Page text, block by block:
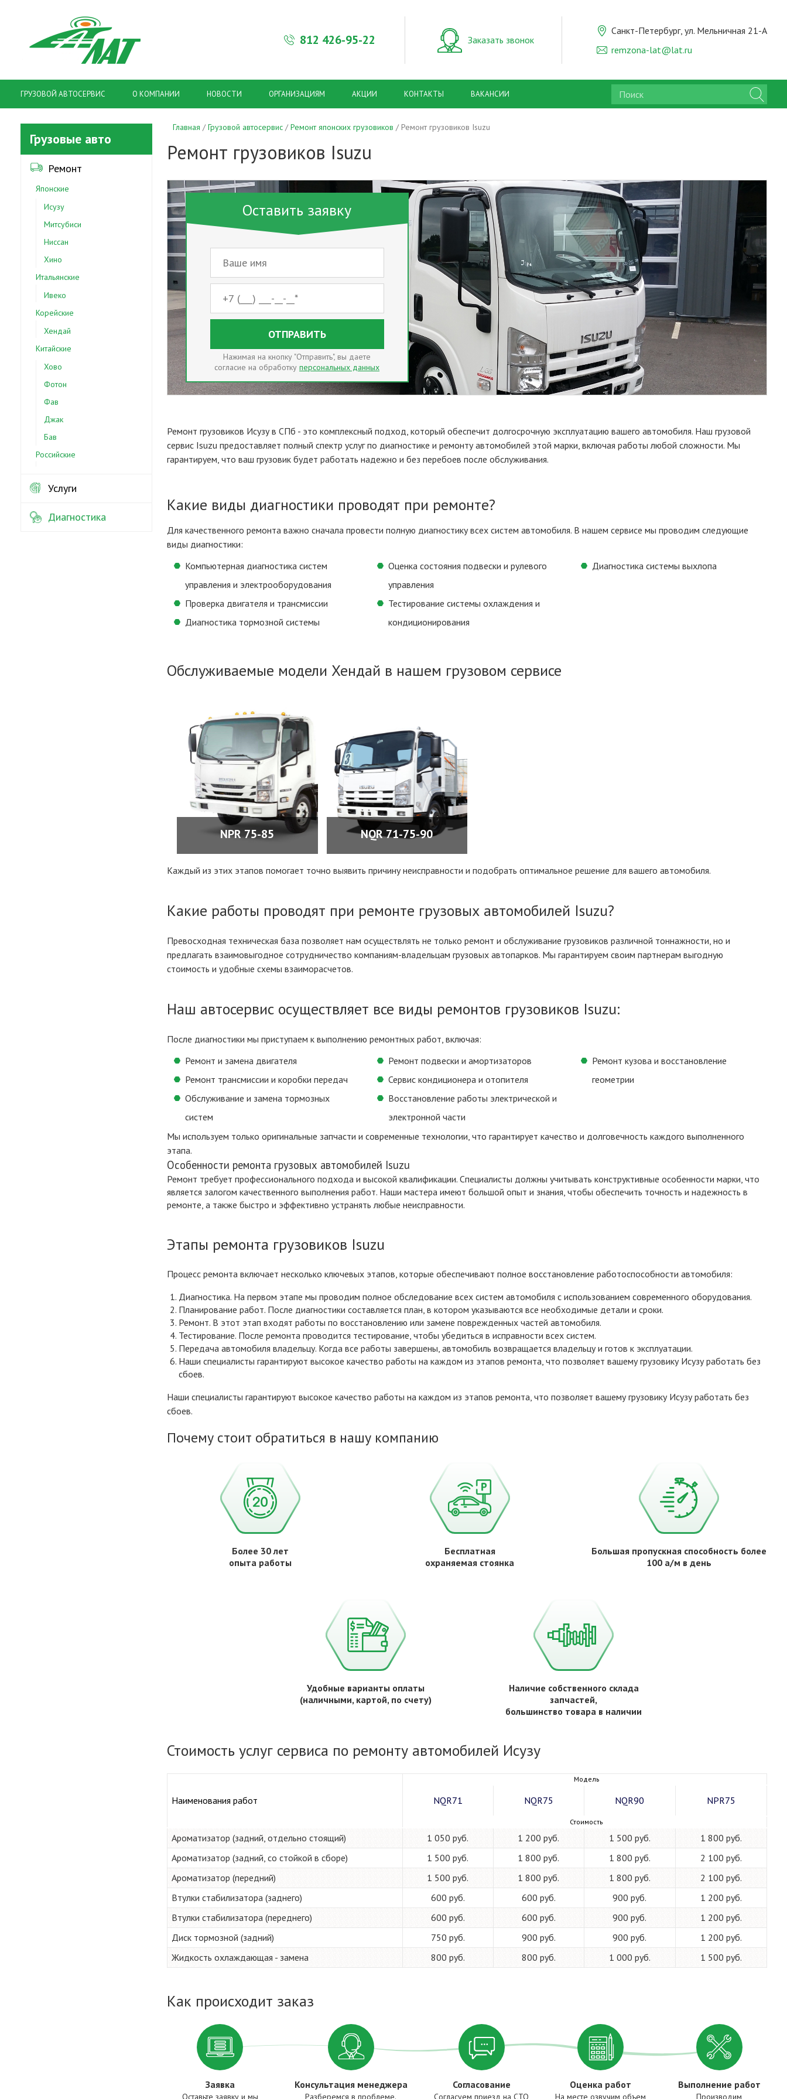
812 426-95-22 Заказать звонок
Санкт-Петербург, ул. Мельничная 21-А
remzona-lat@lat.ru
ГРУЗОВОЙ АВТОСЕРВИС О КОМПАНИИ НОВОСТИ ОРГАНИЗАЦИЯМ АКЦИИ КОНТАКТЫ ВАКАНСИИ
Грузовые авто
Ремонт
Японские
Исузу
Митсубиси
Ниссан
Хино
Итальянские
Ивеко
Корейские
Хендай
Китайские
Хово
Фотон
Фав
Джак
Бав
Российские
Услуги
Диагностика
Главная Грузовой автосервис Ремонт японских грузовиков Ремонт грузовиков Isuzu
Ремонт грузовиков Isuzu
Оставить заявку
ОТПРАВИТЬ
Нажимая на кнопку "Отправить", вы даете
согласие на обработку персональных данных
Ремонт грузовиков Исузу в СПб - это комплексный подход, который обеспечит долгосрочную эксплуатацию вашего автомобиля. Наш грузовой
сервис Isuzu предоставляет полный спектр услуг по диагностике и ремонту автомобилей этой марки, включая работы любой сложности. Мы
гарантируем, что ваш грузовик будет работать надежно и без перебоев после обслуживания.
Какие виды диагностики проводят при ремонте?
Для качественного ремонта важно сначала провести полную диагностику всех систем автомобиля. В нашем сервисе мы проводим следующие
виды диагностики:
Компьютерная диагностика систем
управления и электрооборудования
Проверка двигателя и трансмиссии
Диагностика тормозной системы
Оценка состояния подвески и рулевого
управления
Тестирование системы охлаждения и
кондиционирования
Диагностика системы выхлопа
Обслуживаемые модели Хендай в нашем грузовом сервисе
NPR 75-85 NQR 71-75-90
Каждый из этих этапов помогает точно выявить причину неисправности и подобрать оптимальное решение для вашего автомобиля.
Какие работы проводят при ремонте грузовых автомобилей Isuzu?
Превосходная техническая база позволяет нам осуществлять не только ремонт и обслуживание грузовиков различной тоннажности, но и
предлагать взаимовыгодное сотрудничество компаниям-владельцам грузовых автопарков. Мы гарантируем своим партнерам выгодную
стоимость и удобные схемы взаиморасчетов.
Наш автосервис осуществляет все виды ремонтов грузовиков Isuzu:
После диагностики мы приступаем к выполнению ремонтных работ, включая:
Ремонт и замена двигателя
Ремонт трансмиссии и коробки передач
Обслуживание и замена тормозных
систем
Ремонт подвески и амортизаторов
Сервис кондиционера и отопителя
Восстановление работы электрической и
электронной части
Ремонт кузова и восстановление
геометрии
Мы используем только оригинальные запчасти и современные технологии, что гарантирует качество и долговечность каждого выполненного
этапа.
Особенности ремонта грузовых автомобилей Isuzu
Ремонт требует профессионального подхода и высокой квалификации. Специалисты должны учитывать конструктивные особенности марки, что
является залогом качественного выполнения работ. Наши мастера имеют большой опыт и знания, чтобы обеспечить точность и надежность в
ремонте, а также быстро и эффективно устранять любые неисправности.
Этапы ремонта грузовиков Isuzu
Процесс ремонта включает несколько ключевых этапов, которые обеспечивают полное восстановление работоспособности автомобиля:
Диагностика. На первом этапе мы проводим полное обследование всех систем автомобиля с использованием современного оборудования.
Планирование работ. После диагностики составляется план, в котором указываются все необходимые детали и сроки.
Ремонт. В этот этап входят работы по восстановлению или замене поврежденных частей автомобиля.
Тестирование. После ремонта проводится тестирование, чтобы убедиться в исправности всех систем.
Передача автомобиля владельцу. Когда все работы завершены, автомобиль возвращается владельцу и готов к эксплуатации.
Наши специалисты гарантируют высокое качество работы на каждом из этапов ремонта, что позволяет вашему грузовику Исузу работать без
сбоев.
Наши специалисты гарантируют высокое качество работы на каждом из этапов ремонта, что позволяет вашему грузовику Исузу работать без
сбоев.
Почему стоит обратиться в нашу компанию
Более 30 лет
опыта работы
Бесплатная
охраняемая стоянка
Большая пропускная способность более
100 а/м в день
Удобные варианты оплаты
(наличными, картой, по счету)
Наличие собственного склада
запчастей,
большинство товара в наличии
Стоимость услуг сервиса по ремонту автомобилей Исузу
Наименования работ
Модель
NQR71 NQR75 NQR90 NPR75
Стоимость
Ароматизатор (задний, отдельно стоящий) 1 050 руб. 1 200 руб. 1 500 руб.
1 800 руб.
Ароматизатор (задний, со стойкой в сборе)
1 500 руб. 1 800 руб. 1 800 руб.
2 100 руб.
Ароматизатор (передний)
1 500 руб. 1 800 руб. 1 800 руб.
2 100 руб.
Втулки стабилизатора (заднего)
600 руб. 600 руб. 900 руб.
1 200 руб.
Втулки стабилизатора (переднего)
600 руб. 600 руб. 900 руб.
1 200 руб.
Диск тормозной (задний)
750 руб. 900 руб. 900 руб.
1 200 руб.
Жидкость охлаждающая - замена
800 руб. 800 руб. 1 000 руб. 1 500 руб.
Как происходит заказ
Заявка
Оставьте заявку и мы
Консультация менеджера
Разберемся в проблеме.
Согласование
Согласуем приезд на СТО
Оценка работ
На месте озвучим объем
Выполнение работ
Производим